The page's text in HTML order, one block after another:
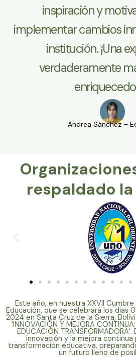
inspiración y
implementar cambios
institución. ¡Una
verdaderamente
Andrea Sánchez –
respaldado
Este año, en nuestra XXVII
Educación, que se celebrará los dias
2024 en Santa Cruz de la Sierra,
‘INNOVACIÓN Y MEJORA
EDUCACIÓN
innovación y la mejora continua
transformación educativa,
un futuro lleno de